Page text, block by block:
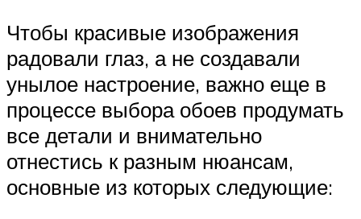
Чтобы красивые изображения
радовали глаз, а не создавали
унылое настроение, важно еще в
процессе выбора обоев продумать
все детали и внимательно
отнестись к разным нюансам,
основные из которых следующие: